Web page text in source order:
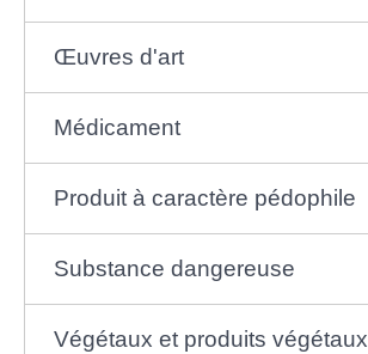
Œuvres d'art
Médicament
Produit à caractère pédophile
Substance dangereuse
Végétaux et produits végétaux